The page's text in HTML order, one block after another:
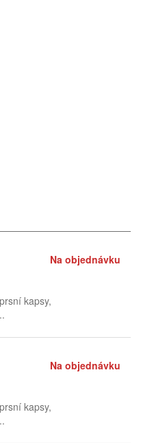
Na objednávku
kapsy,
Na objednávku
kapsy,